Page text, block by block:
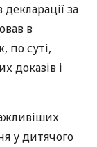
за
в
по суті,
доказів і
у дитячого